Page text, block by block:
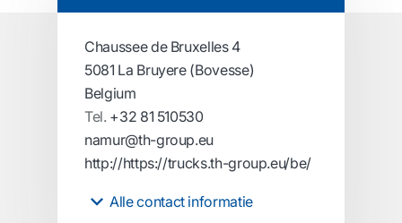
Chaussee de Bruxelles 4
5081 La Bruyere (Bovesse)
Belgium
Tel. +32 81 510530
namur@th-group.eu
http://https://trucks.th-group.eu/be/
Alle contact informatie